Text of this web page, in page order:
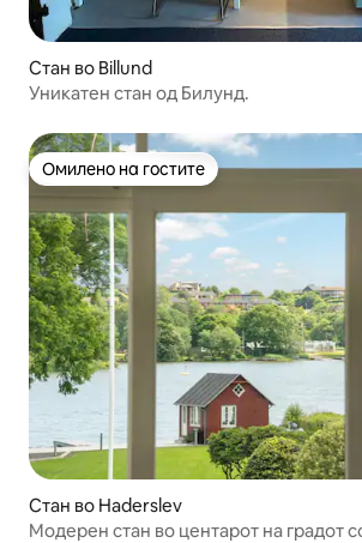
Стан во Billund
Уникатен стан од Билунд.
Омилено на гостите
Омилено на гостите
Стан во Haderslev
Модерен стан во центарот на градот